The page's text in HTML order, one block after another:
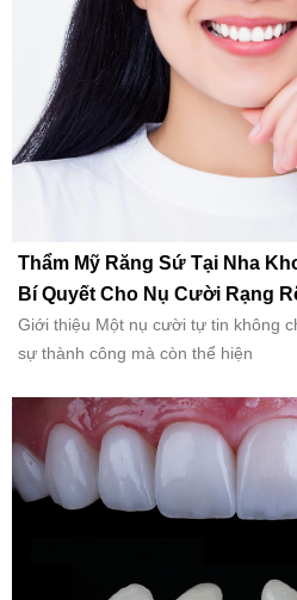
Thẩm Mỹ Răng Sứ Tại Nha
Bí Quyết Cho Nụ Cười Rạng
Giới thiệu Một nụ cười tự tin không
sự thành công mà còn thể hiện